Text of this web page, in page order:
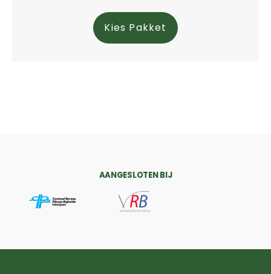
Kies Pakket
AANGESLOTEN BIJ